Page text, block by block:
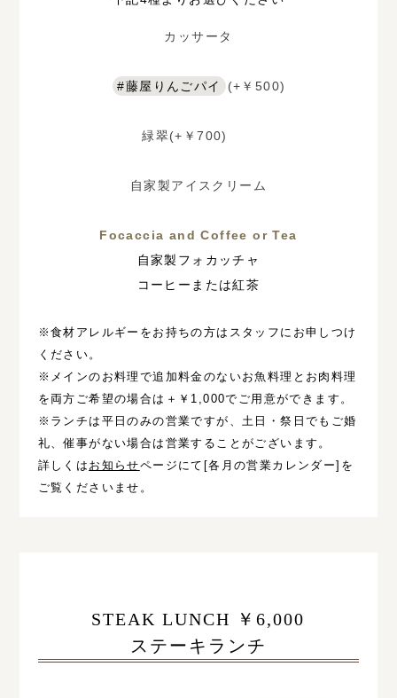
カッサータ
#藤屋りんごパイ (+￥500)
緑翠(+￥700)
自家製アイスクリーム
Focaccia and Coffee or Tea
自家製フォカッチャ
コーヒーまたは紅茶
※食材アレルギーをお持ちの方はスタッフにお申しつけ
ください。
※メインのお料理で追加料金のないお魚料理とお肉料理
を両方ご希望の場合は＋￥1,000でご用意ができます。
※ランチは平日のみの営業ですが、土日・祭日でもご婚
礼、催事がない場合は営業することがございます。
詳しくは お知らせページにて[各月の営業カレンダー]を
ご覧くださいませ。
STEAK LUNCH ￥6,000
ステーキランチ